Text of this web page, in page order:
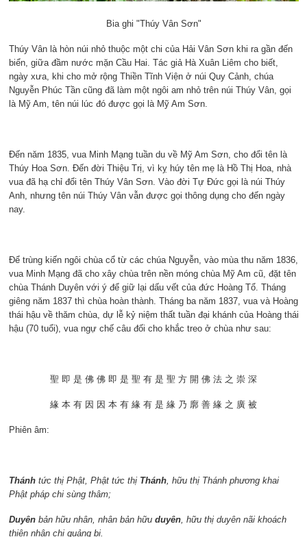
Bia ghi "Thúy Vân Sơn"
Thúy Vân là hòn núi nhỏ thuộc một chi của Hải Vân Sơn khi ra gần đến
biển, giữa đầm nước mặn Cầu Hai. Tác giả Hà Xuân Liêm cho biết,
ngày xưa, khi cho mở rộng Thiền Tĩnh Viện ở núi Quy Cảnh, chúa
Nguyễn Phúc Tần cũng đã làm một ngôi am nhỏ trên núi Thúy Vân, gọi
là Mỹ Am, tên núi lúc đó được gọi là Mỹ Am Sơn.
Đến năm 1835, vua Minh Mạng tuần du về Mỹ Am Sơn, cho đổi tên là
Thúy Hoa Sơn. Đến đời Thiệu Trị, vì kỵ húy tên mẹ là Hồ Thị Hoa, nhà
vua đã hạ chỉ đổi tên Thúy Vân Sơn. Vào đời Tự Đức gọi là núi Thúy
Anh, nhưng tên núi Thúy Vân vẫn được gọi thông dụng cho đến ngày
nay.
Để trùng kiến ngôi chùa cổ từ các chúa Nguyễn, vào mùa thu năm 1836,
vua Minh Mạng đã cho xây chùa trên nền móng chùa Mỹ Am cũ, đặt tên
chùa Thánh Duyên với ý để giữ lại dấu vết của đức Hoàng Tổ. Tháng
giêng năm 1837 thì chùa hoàn thành. Tháng ba năm 1837, vua và Hoàng
thái hậu về thăm chùa, dự lễ kỷ niệm thất tuần đại khánh của Hoàng thái
hậu (70 tuổi), vua ngự chế câu đối cho khắc treo ở chùa như sau:
聖 即 是 佛 佛 即 是 聖 有 是 聖 方 開 佛 法 之 崇 深
緣 本 有 因 因 本 有 緣 有 是 緣 乃 廓 善 緣 之 廣 被
Phiên âm:
Thánhtức thị Phật, Phật tức thị Thánh, hữu thị Thánh phương khai
Phật pháp chi sùng thâm;
Duyênbản hữu nhân, nhân bản hữu duyên, hữu thị duyên nãi khoách
thiện nhân chi quảng bị.